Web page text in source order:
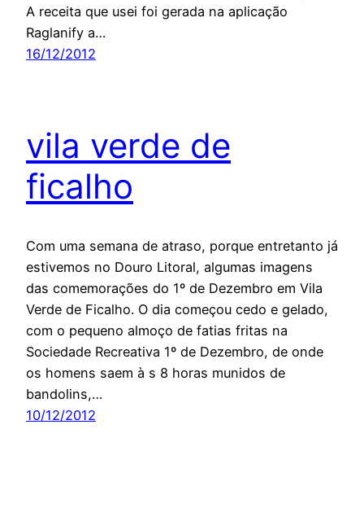
A receita que usei foi gerada na aplicação
Raglanify a…
16/12/2012
vila verde de
ficalho
Com uma semana de atraso, porque entretanto já
estivemos no Douro Litoral, algumas imagens
das comemorações do 1º de Dezembro em Vila
Verde de Ficalho. O dia começou cedo e gelado,
com o pequeno almoço de fatias fritas na
Sociedade Recreativa 1º de Dezembro, de onde
os homens saem à s 8 horas munidos de
bandolins,…
10/12/2012